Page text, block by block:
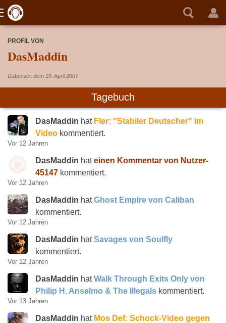
PROFIL VON
DasMaddin
Dabei seit dem 19. April 2007
Tagebuch
DasMaddin hat Fler: "Stabiler Deutscher" im
Video kommentiert.
Vor 12 Jahren
DasMaddin hateinen Kommentar von Nutzer-
45147 kommentiert.
Vor 12 Jahren
DasMaddin hatGhost Empire von Caliban
kommentiert.
Vor 12 Jahren
DasMaddin hatSavages von Soulfly
kommentiert.
Vor 12 Jahren
DasMaddin hatWalk Through Exits Only von
Philip H. Anselmo & The Illegals kommentiert.
Vor 13 Jahren
DasMaddin hat Mos Def: Schock-Video gegen